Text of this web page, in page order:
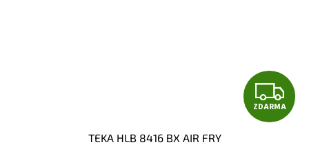
Z
D
ZDARMA
TEKA HLB 8416 BX AIR FRY